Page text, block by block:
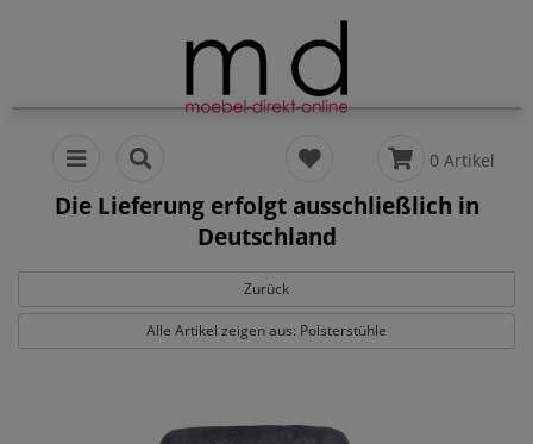
0 Artikel
Die Lieferung erfolgt ausschließlich in
Deutschland
Zurück
Alle Artikel zeigen aus: Polsterstühle